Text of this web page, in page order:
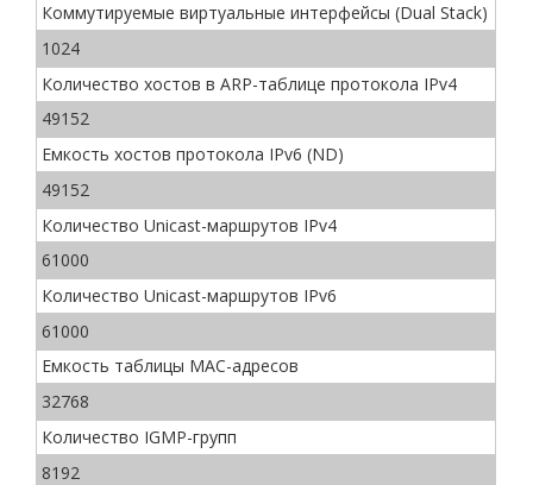
Коммутируемые виртуальные интерфейсы (Dual Stack)
1024
Количество хостов в ARP-таблице протокола IPv4
49152
Емкость хостов протокола IPv6 (ND)
49152
Количество Unicast-маршрутов IPv4
61000
Количество Unicast-маршрутов IPv6
61000
Емкость таблицы МАС-адресов
32768
Количество IGMP-групп
8192